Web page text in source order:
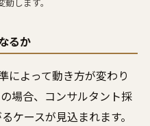
るか
によって動き方が変わり
場合、コンサルタント採
ケースが見込まれます。